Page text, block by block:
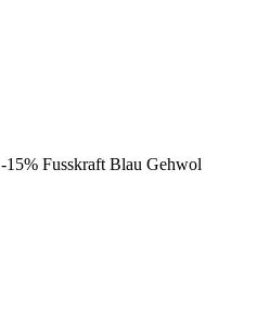
-15% Fusskraft Blau Gehwol